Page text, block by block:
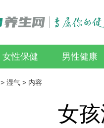
女性保健 男性健康
> 湿气 > 内容
女